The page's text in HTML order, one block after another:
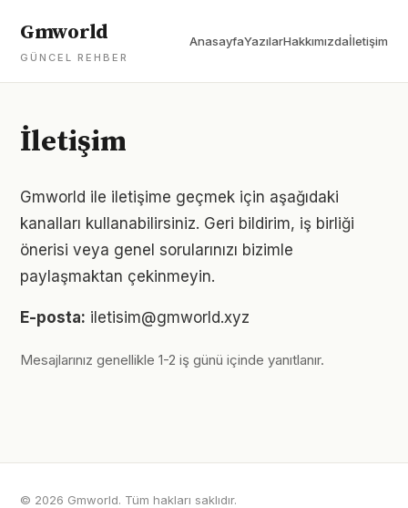
Gmworld
GÜNCEL REHBER
AnasayfaYazılarHakkımızdaİletişim
İletişim
Gmworld ile iletişime geçmek için aşağıdaki
kanalları kullanabilirsiniz. Geri bildirim, iş birliği
önerisi veya genel sorularınızı bizimle
paylaşmaktan çekinmeyin.
E-posta: iletisim@gmworld.xyz
Mesajlarınız genellikle 1-2 iş günü içinde yanıtlanır.
© 2026 Gmworld. Tüm hakları saklıdır.